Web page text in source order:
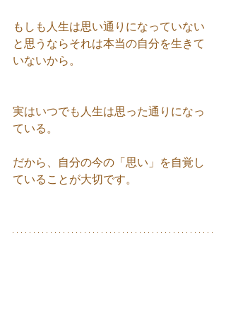
もしも人生は思い通りになっていない
と思うならそれは本当の自分を生きて
いないから。
実はいつでも人生は思った通りになっ
ている。
だから、自分の今の「思い」を自覚し
ていることが大切です。